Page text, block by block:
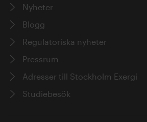
Nyheter
Blogg
Regulatoriska nyheter
Pressrum
Adresser till Stockholm Exergi
Studiebesök